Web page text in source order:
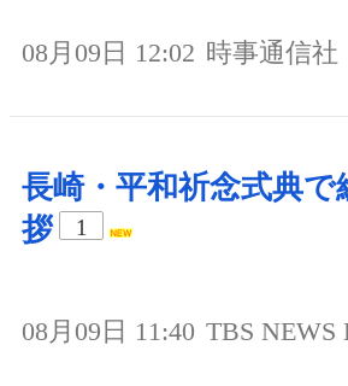
08月09日 12:02 時事通信社
長崎・平和祈念式典で
拶
1
08月09日 11:40 TBS NEWS